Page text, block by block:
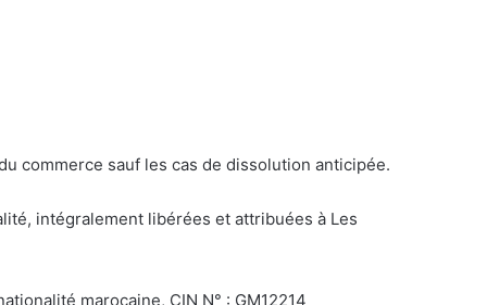
commerce sauf les cas de dissolution anticipée.
intégralement libérées et attribuées à Les
marocaine, CIN N° : GM12214